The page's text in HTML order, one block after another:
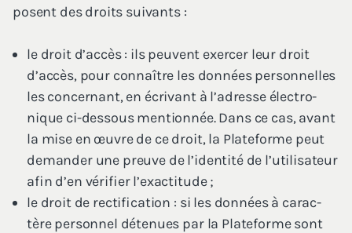
posent des droits suivants :
le droit d’accès : ils peuvent exer­cer leur droit
d’ac­cès, pour connaître les don­nées per­son­nelles
les concer­nant, en écri­vant à l’a­dresse élec­tro­
nique ci-des­sous men­tion­née. Dans ce cas, avant
la mise en œuvre de ce droit, la Pla­te­forme peut
deman­der une preuve de l’i­den­ti­té de l’u­ti­li­sa­teur
afin d’en véri­fier l’exactitude ;
le droit de rec­ti­fi­ca­tion : si les don­nées à carac­
tère per­son­nel déte­nues par la Pla­te­forme sont